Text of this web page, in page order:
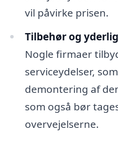
vil påvirke prisen.
Tilbehør og
Nogle firmaer
serviceydelser,
demontering af
som også bør
overvejelserne.